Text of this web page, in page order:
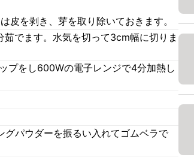
を剥き、芽を取り除いておきます。
でます。水気を切って3cm幅に切りま
プをし600Wの電子レンジで4分加熱し
パウダーを振るい入れてゴムベラで